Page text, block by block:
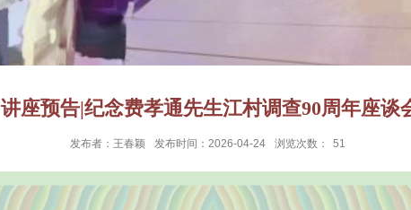
讲座预告|纪念费孝通先生江村调查90周年座谈
发布者：王春颖 发布时间：2026-04-24 浏览次数： 51